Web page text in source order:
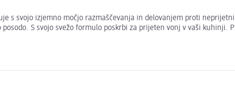
s svojo izjemno močjo razmaščevanja in delovanjem proti
S svojo svežo formulo poskrbi za prijeten vonj v vaši kuhinji.